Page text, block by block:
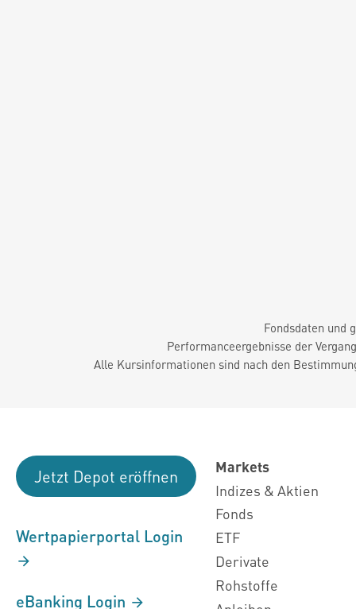
Fondsdaten und
Performanceergebnisse der
Alle Kursinformationen sind nach den
Jetzt Depot eröffnen
Wertpapierportal Login
eBanking Login
Markets
Indizes & Aktien
Fonds
ETF
Derivate
Rohstoffe